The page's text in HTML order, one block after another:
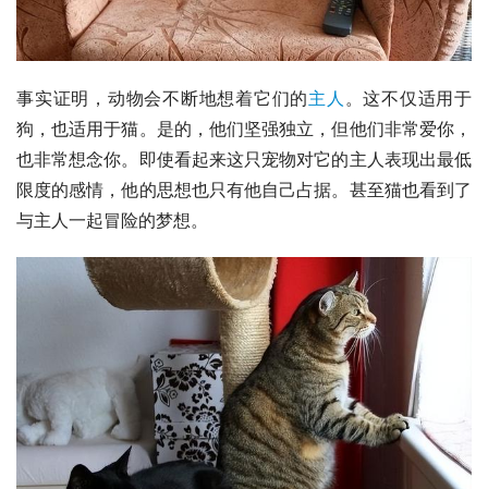
事实证明，动物会不断地想着它们的主人。这不仅适用于
狗，也适用于猫。是的，他们坚强独立，但他们非常爱你，
也非常想念你。即使看起来这只宠物对它的主人表现出最低
限度的感情，他的思想也只有他自己占据。甚至猫也看到了
与主人一起冒险的梦想。